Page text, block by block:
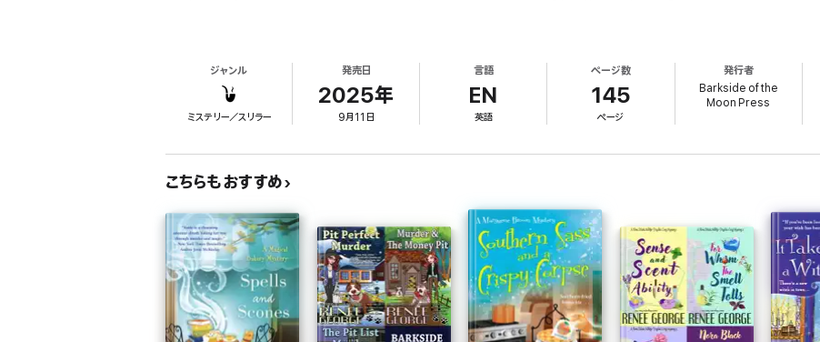
cozy paranormal mystery, small town adventure, a cat rescue, dog rescue, and the dogs (insert any animals) never die.
forever—but so is murder.
ジャンル
ミステリー／スリラー
発売日
2025年
9月11日
言語
EN
英語
ページ数
145
ページ
発行者
Barkside of the
Moon Press
こちらもおすすめ